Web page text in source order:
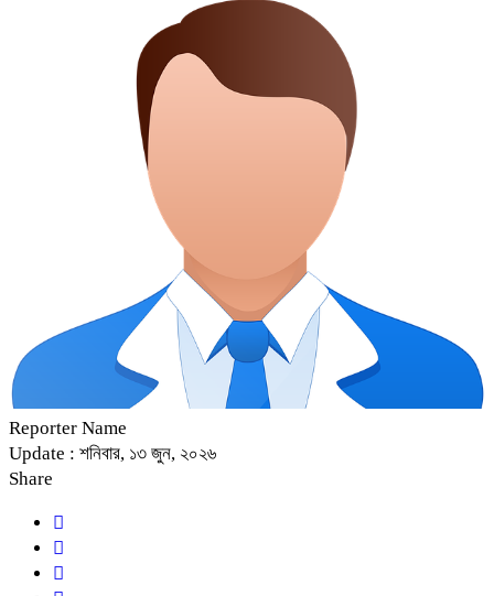
Reporter Name
Update : শনিবার, ১৩ জুন, ২০২৬
Share